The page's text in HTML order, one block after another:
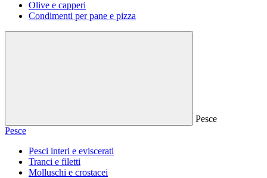
Olive e capperi
Condimenti per pane e pizza
Pesce
Pesce
Pesci interi e eviscerati
Tranci e filetti
Molluschi e crostacei